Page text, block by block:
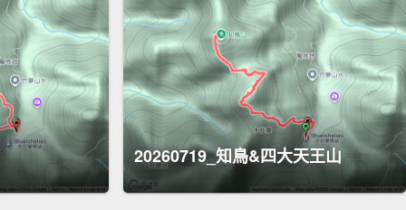
20260719_知鳥&四大天王山